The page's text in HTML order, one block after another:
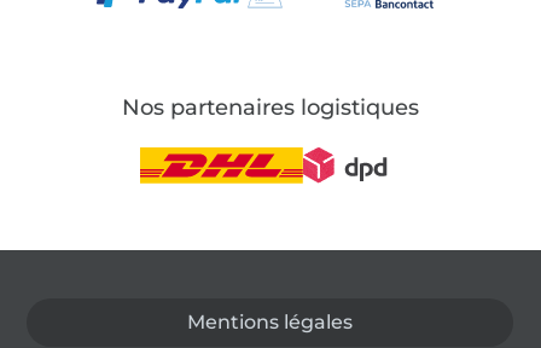
Nos partenaires logistiques
Mentions légales